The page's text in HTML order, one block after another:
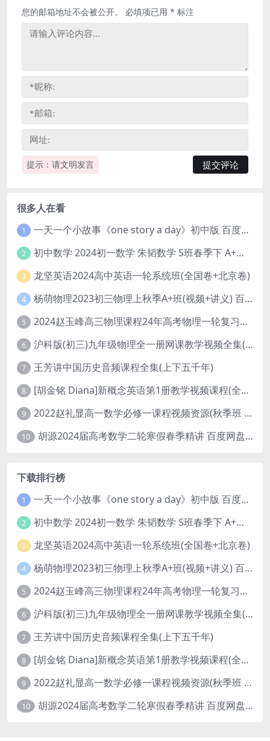
提示：请文明发言
您的邮箱地址不会被公开。 必填项已用 * 标注
很多人在看
1 一天一个小故事《one story a day》初中版 百度网盘分享下载
2 初中数学 2024初一数学 朱韬数学 S班春季下 A+班春季下 百度云网盘
3 龙坚英语2024高中英语一轮系统班(全国卷+北京卷)
4 杨萌物理2023初三物理上秋季A+班(视频+讲义) 百度网盘分享
5 2024赵玉峰高三物理课程24年高考物理一轮复习网课教程
6 沪科版(初三)九年级物理全一册网课教学视频全集(录播版 杜春雨 66讲)
7 王芳讲中国历史音频课程全集(上下五千年)
8 [胡金铭 Diana]新概念英语第1册教学视频课程(全集 百度网盘下载)
9 2022赵礼显高一数学必修一课程视频资源(秋季班 含讲义)百度网盘云
10 胡源2024届高考数学二轮寒假春季精讲 百度网盘分享
下载排行榜
1 一天一个小故事《one story a day》初中版 百度网盘分享下载
2 初中数学 2024初一数学 朱韬数学 S班春季下 A+班春季下 百度云网盘
3 龙坚英语2024高中英语一轮系统班(全国卷+北京卷)
4 杨萌物理2023初三物理上秋季A+班(视频+讲义) 百度网盘分享
5 2024赵玉峰高三物理课程24年高考物理一轮复习网课教程
6 沪科版(初三)九年级物理全一册网课教学视频全集(录播版 杜春雨 66讲)
7 王芳讲中国历史音频课程全集(上下五千年)
8 [胡金铭 Diana]新概念英语第1册教学视频课程(全集 百度网盘下载)
9 2022赵礼显高一数学必修一课程视频资源(秋季班 含讲义)百度网盘云
10 胡源2024届高考数学二轮寒假春季精讲 百度网盘分享